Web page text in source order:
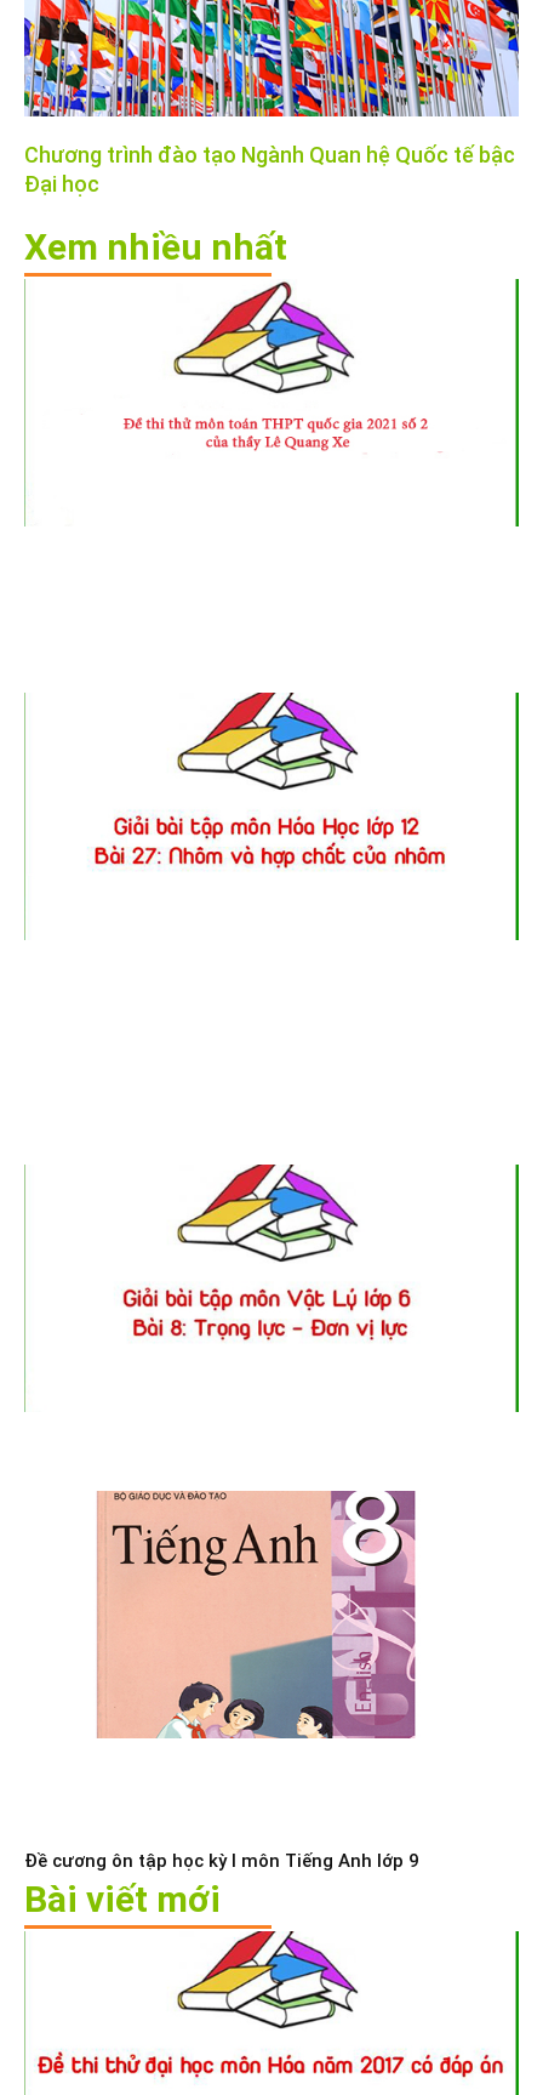
Chương trình đào tạo Ngành Quan hệ Quốc tế bậc
Đại học
Xem nhiều nhất
Đề cương ôn tập học kỳ I môn Tiếng Anh lớp 9
Bài viết mới